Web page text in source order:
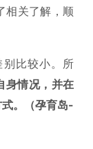
相关了解，顺
比较小。所
身情况，并在
。（孕育岛-